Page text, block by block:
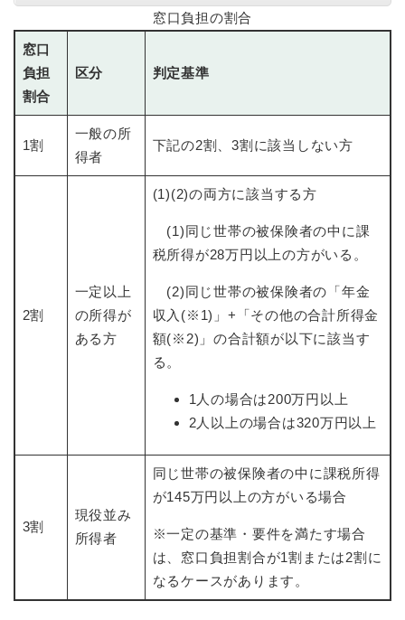
窓口負担の割合
窓口
負担
割合
区分 判定基準
1割
一般の所
得者
下記の2割、3割に該当しない方
2割
一定以上
の所得が
ある方
(1)(2)の両方に該当する方
(1)同じ世帯の被保険者の中に課
税所得が28万円以上の方がいる。
(2)同じ世帯の被保険者の「年金
収入(※1)」+「その他の合計所得金
額(※2)」の合計額が以下に該当す
る。
1人の場合は200万円以上
2人以上の場合は320万円以上
3割
現役並み
所得者
同じ世帯の被保険者の中に課税所得
が145万円以上の方がいる場合
※一定の基準・要件を満たす場合
は、窓口負担割合が1割または2割に
なるケースがあります。